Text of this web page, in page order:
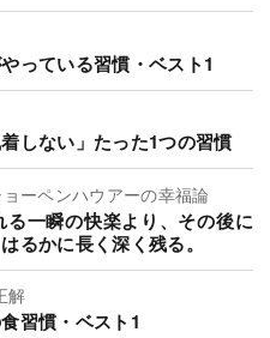
っている習慣・ベスト1
しない」たった1つの習慣
ーペンハウアーの幸福論
一瞬の快楽より、その後に
るかに長く深く残る。
解
習慣・ベスト1